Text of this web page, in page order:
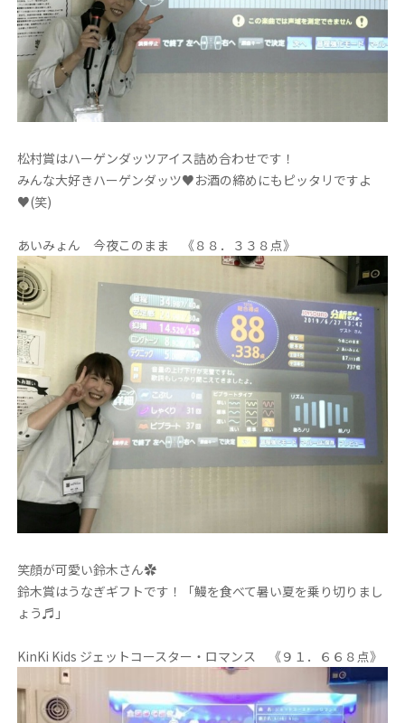
松村賞はハーゲンダッツアイス詰め合わせです！
みんな大好きハーゲンダッツ♥お酒の締めにもピッタリですよ
♥(笑)
あいみょん 今夜このまま 《８８．３３８点》
笑顔が可愛い鈴木さん✿
鈴木賞はうなぎギフトです！「鰻を食べて暑い夏を乗り切りまし
ょう♬」
KinKi Kids ジェットコースター・ロマンス 《９１．６６８点》